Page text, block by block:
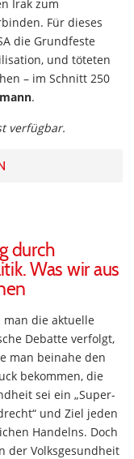
Irak zum
Für dieses
die Grundfeste
und töteten
– im Schnitt 250
.
verfügbar.
durch
Was wir aus
man die aktuelle
Debatte verfolgt,
man beinahe den
bekommen, die
sei ein „Super-
und Ziel jeden
Handelns. Doch
der Volksgesundheit